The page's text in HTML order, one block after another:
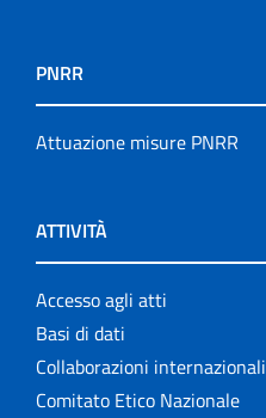
PNRR
Attuazione misure PNRR
ATTIVITÀ
Accesso agli atti
Basi di dati
Collaborazioni internazionali
Comitato Etico Nazionale